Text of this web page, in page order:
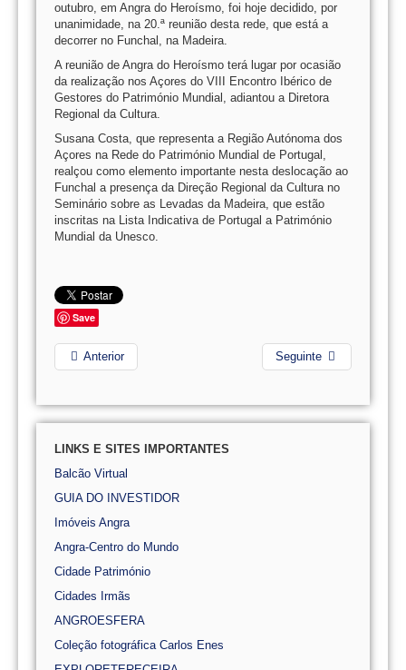
outubro, em Angra do Heroísmo, foi hoje decidido, por
unanimidade, na 20.ª reunião desta rede, que está a
decorrer no Funchal, na Madeira.
A reunião de Angra do Heroísmo terá lugar por ocasião
da realização nos Açores do VIII Encontro Ibérico de
Gestores do Património Mundial, adiantou a Diretora
Regional da Cultura.
Susana Costa, que representa a Região Autónoma dos
Açores na Rede do Património Mundial de Portugal,
realçou como elemento importante nesta deslocação ao
Funchal a presença da Direção Regional da Cultura no
Seminário sobre as Levadas da Madeira, que estão
inscritas na Lista Indicativa de Portugal a Património
Mundial da Unesco.
Save
Anterior Seguinte
LINKS E SITES IMPORTANTES
Balcão Virtual
GUIA DO INVESTIDOR
Imóveis Angra
Angra-Centro do Mundo
Cidade Património
Cidades Irmãs
ANGROESFERA
Coleção fotográfica Carlos Enes